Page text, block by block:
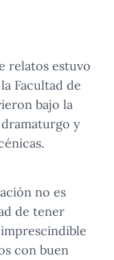
relatos estuvo
Facultad de
bajo la
y
no es
de tener
con buen